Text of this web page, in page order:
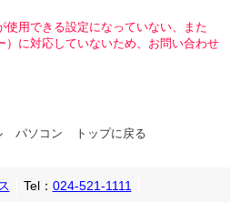
使用できる設定になっていない、また
）に対応していないため、お問い合わせ
パソコン トップに戻る
Tel： 024-521-1111